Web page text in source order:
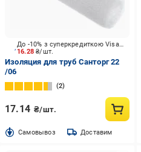
16.28₴/шт.
До -10% з суперкредиткою Visa Вигода
Изоляция для труб Санторг 22
/06
2
17.14 ₴/шт.
Cамовывоз Доставим